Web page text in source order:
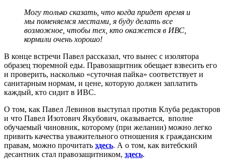
Могу только сказать, что когда придет время и
мы поменяемся местами, я буду делать все
возможное, чтобы тех, кто окажется в ИВС,
кормили очень хорошо!
В конце встречи Павел рассказал, что вынес с изолятора
образец тюремной еды. Правозащитник обещает взвесить его
и проверить, насколько «суточная пайка» соответствует и
санитарным нормам, и цене, которую должен заплатить
каждый, кто сидит в ИВС.
О том, как Павел Левинов выступал против Клуба редакторов
и что Павел Изотович Якубович, оказывается, вполне
обучаемый чиновник, которому (при желании) можно легко
привить качества уважительного отношения к гражданским
правам, можно прочитать здесь. А о том, как витебский
десантник стал правозащитником, здесь.